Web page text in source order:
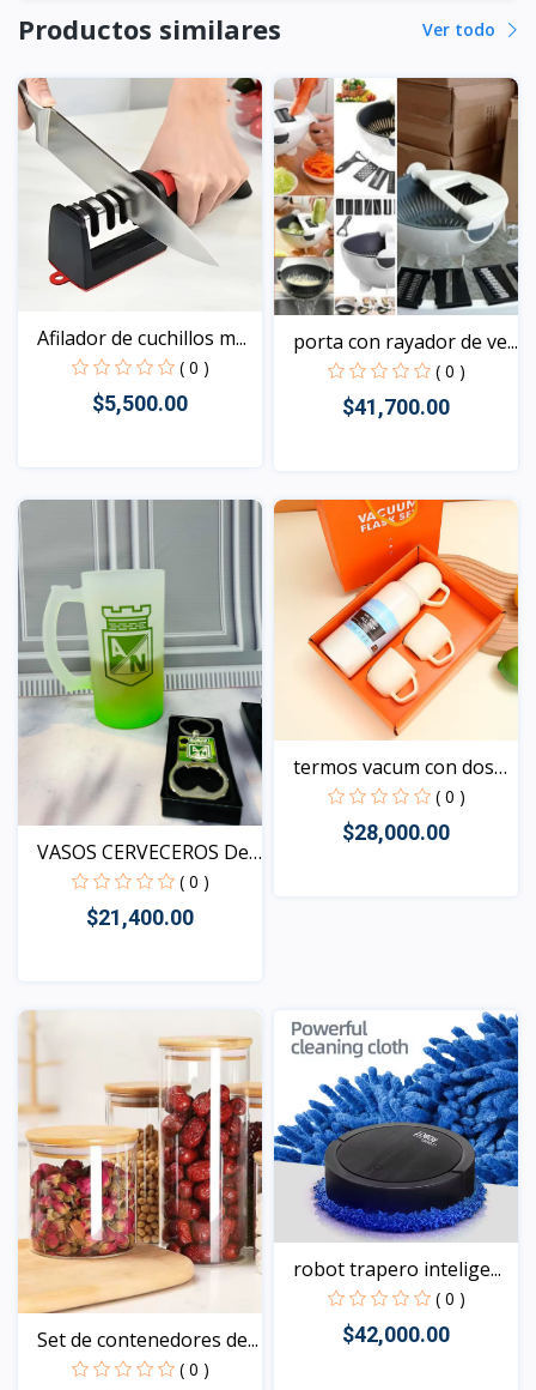
Productos similares Ver todo
Afilador de cuchillos m...
( 0 )
$5,500.00
Vista
porta con rayador de ve...
( 0 )
$41,700.00
Vista
VASOS CERVECEROS Del
( 0 )
$21,400.00
termos vacum con dos
( 0 )
$28,000.00
Set de contenedores de...
( 0 )
robot trapero intelige...
( 0 )
$42,000.00